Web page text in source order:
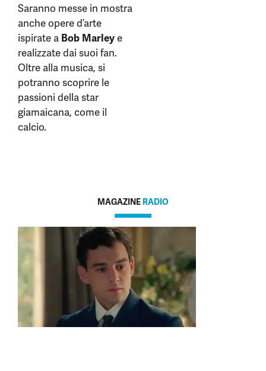
Saranno messe in mostra
anche opere d’arte
ispirate a Bob Marleye
realizzate dai suoi fan.
Oltre alla musica, si
potranno scoprire le
passioni della star
giamaicana, come il
calcio.
MAGAZINE RADIO